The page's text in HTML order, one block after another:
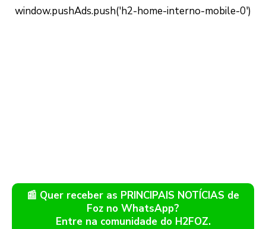
📰 Quer receber as PRINCIPAIS NOTÍCIAS de
Foz no WhatsApp?
Entre na comunidade do H2FOZ.